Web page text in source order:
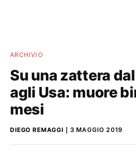
ARCHIVIO
Su una zattera
agli Usa: muore
mesi
DIEGO REMAGGI 3 MAGGIO 2019